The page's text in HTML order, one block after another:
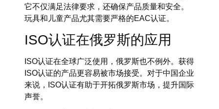
它不仅满足法律要求，还确保产品质量和安全。
玩具和儿童产品尤其需要严格的EAC认证。
ISO认证在俄罗斯的应用
ISO认证在全球广泛使用，俄罗斯也不例外。获得
ISO认证的产品更容易被市场接受。对于中国企业
来说，ISO认证有助于开拓俄罗斯市场，提升国际
声誉。